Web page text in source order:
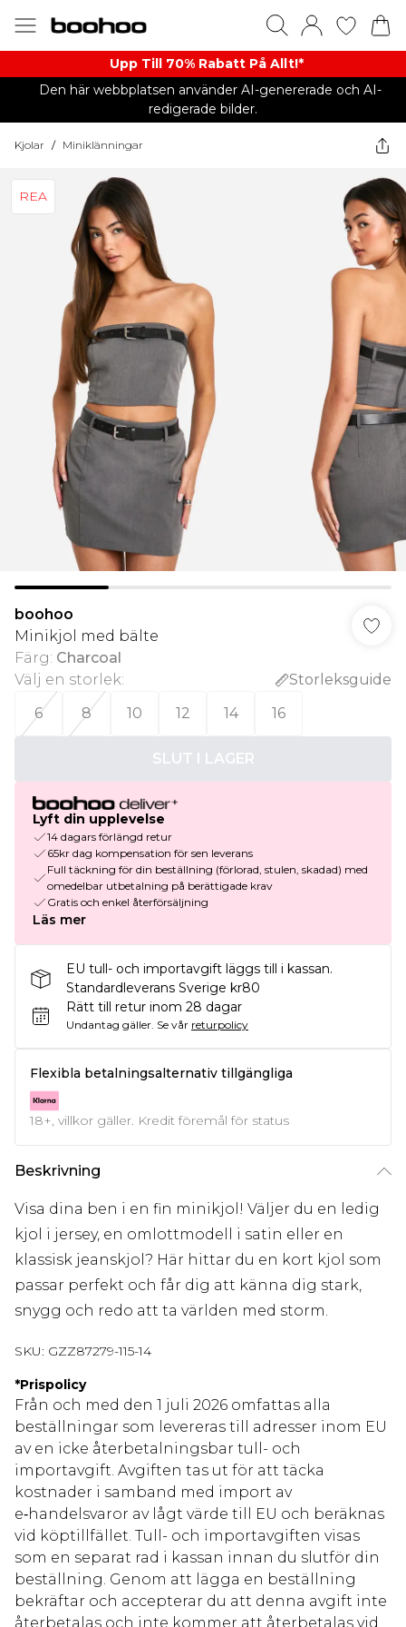
Upp Till 70% Rabatt På Allt!*
Den här webbplatsen använder AI-genererade och AI-
redigerade bilder.
Kjolar / Miniklänningar
REA
boohoo
Minikjol med bälte
Färg: Charcoal
Välj en storlek:
Storleksguide
6
8 10 12 14 16
SLUT I LAGER
Lyft din upplevelse
14 dagars förlängd retur
65kr dag kompensation för sen leverans
Full täckning för din beställning (förlorad, stulen, skadad) med
omedelbar utbetalning på berättigade krav
Gratis och enkel återförsäljning
Läs mer
EU tull- och importavgift läggs till i kassan.
Standardleverans Sverige kr80
Rätt till retur inom 28 dagar
Undantag gäller. Se vår returpolicy
Flexibla betalningsalternativ tillgängliga
18+, villkor gäller. Kredit föremål för status
Beskrivning
Visa dina ben i en fin minikjol! Väljer du en ledig
kjol i jersey, en omlottmodell i satin eller en
klassisk jeanskjol? Här hittar du en kort kjol som
passar perfekt och får dig att känna dig stark,
snygg och redo att ta världen med storm.
SKU: GZZ87279-115-14
*Prispolicy
Från och med den 1 juli 2026 omfattas alla
beställningar som levereras till adresser inom EU
av en icke återbetalningsbar tull- och
importavgift. Avgiften tas ut för att täcka
kostnader i samband med import av
e‑handelsvaror av lågt värde till EU och beräknas
vid köptillfället. Tull- och importavgiften visas
som en separat rad i kassan innan du slutför din
beställning. Genom att lägga en beställning
bekräftar och accepterar du att denna avgift inte
återbetalas och inte kommer att återbetalas vid